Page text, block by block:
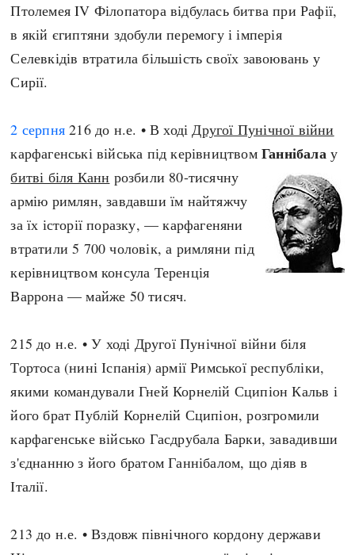
Птолемея IV Філопатора відбулась битва при Рафії,
в якій єгиптяни здобули перемогу і імперія
Селевкідів втратила більшість своїх завоювань у
Сирії.
2 серпня 216 до н.е. • В ходіДругої Пунічної війни
карфагенські війська під керівництвомГаннібалау
битві біля Канн розбили 80-тисячну
армію римлян, завдавши їм найтяжчу
за їх історії поразку, — карфагеняни
втратили 5 700 чоловік, а римляни під
керівництвом консула Теренція
Варрона — майже 50 тисяч.
215 до н.е. • У ході Другої Пунічної війни біля
Тортоса (нині Іспанія) армії Римської республіки,
якими командували Гней Корнелій Сципіон Кальв і
його брат Публій Корнелій Сципіон, розгромили
карфагенське військо Гасдрубала Барки, завадивши
з'єднанню з його братом Ганнібалом, що діяв в
Італії.
213 до н.е. • Вздовж північного кордону держави